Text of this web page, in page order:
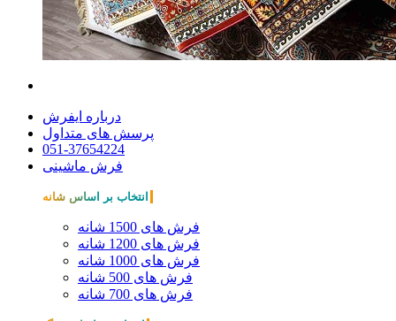
درباره ایفرش
پرسش های متداول
051-37654224
فرش ماشینی
انتخاب بر اساس شانه
فرش های 1500 شانه
فرش های 1200 شانه
فرش های 1000 شانه
فرش های 500 شانه
فرش های 700 شانه